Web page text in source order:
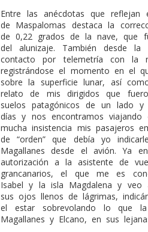
Entre las anécdotas que reflejan
de Maspalomas destaca la
de 0,22 grados de la nave, que
del alunizaje. También desde
contacto por telemetría con la
registrándose el momento en el
sobre la superficie lunar, así
relato de mis dirigidos que
suelos patagónicos de un lado
días y nos encontramos
mucha insistencia mis pasajeros
de “orden” que debía yo
Magallanes desde el avión. Ya
autorización a la asistente de
grancanarios, el que me es
Isabel y la isla Magdalena y veo
sus ojos llenos de lágrimas,
el estar sobrevolando lo que
Magallanes y Elcano, en sus